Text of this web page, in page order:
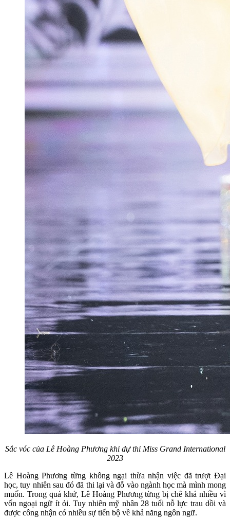
Sắc vóc của Lê Hoàng Phương khi dự thi Miss Grand International
2023
Lê Hoàng Phương từng không ngại thừa nhận việc đã trượt Đại
học, tuy nhiên sau đó đã thi lại và đỗ vào ngành học mà mình mong
muốn. Trong quá khứ, Lê Hoàng Phương từng bị chê khá nhiều vì
vốn ngoại ngữ ít ỏi. Tuy nhiên mỹ nhân 28 tuổi nỗ lực trau dồi và
được công nhận có nhiều sự tiến bộ về khả năng ngôn ngữ.